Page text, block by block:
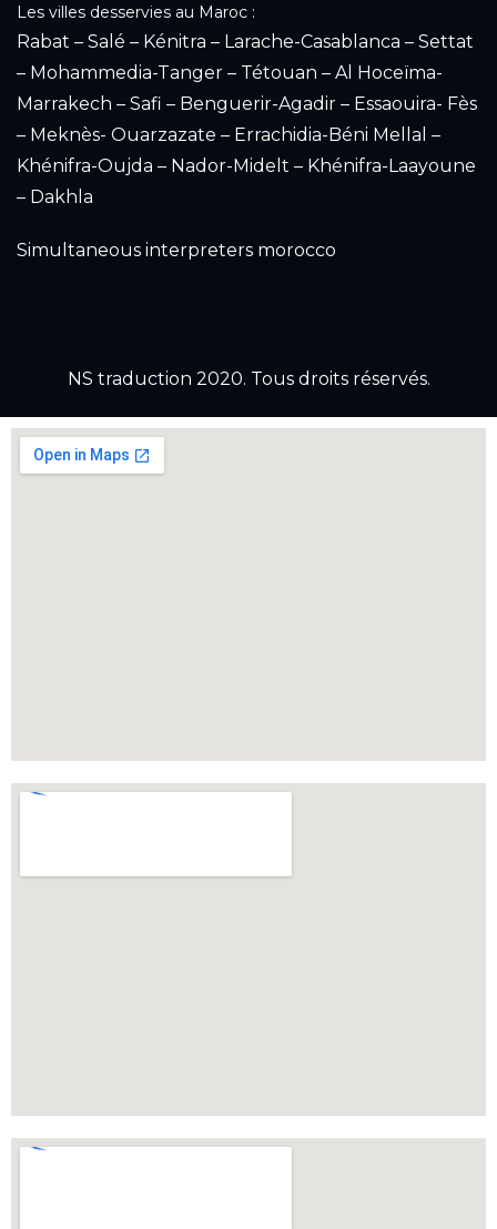
Les villes desservies au Maroc :
Rabat – Salé – Kénitra – Larache-Casablanca – Settat
– Mohammedia-Tanger – Tétouan – Al Hoceïma-
Marrakech – Safi – Benguerir-Agadir – Essaouira- Fès
– Meknès- Ouarzazate – Errachidia-Béni Mellal –
Khénifra-Oujda – Nador-Midelt – Khénifra-Laayoune
– Dakhla
Simultaneous interpreters morocco
NS traduction 2020. Tous droits réservés.